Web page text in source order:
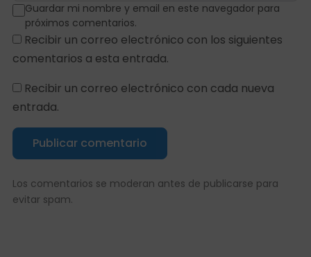
Guardar mi nombre y email en este navegador para
próximos comentarios.
Recibir un correo electrónico con los siguientes
comentarios a esta entrada.
Recibir un correo electrónico con cada nueva
entrada.
Publicar comentario
Los comentarios se moderan antes de publicarse para
evitar spam.